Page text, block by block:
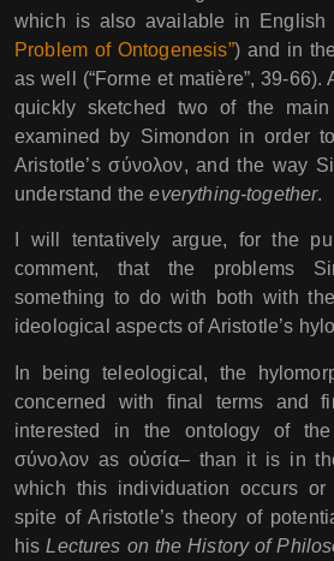
which is also available in English
Problem of Ontogenesis”) and in
as well (“Forme et matière”, 39-
quickly sketched two of the
examined by Simondon in order
Aristotle’s σύνολον, and the way
understand theeverything-together.
I will tentatively argue, for the
comment, that the problems
something to do with both with
ideological aspects of Aristotle’s
In being teleological, the
concerned with final terms and
interested in the ontology of
σύνολον as οὐσία– than it is in
which this individuation occurs
spite of Aristotle’s theory of
hisLectures on the History of